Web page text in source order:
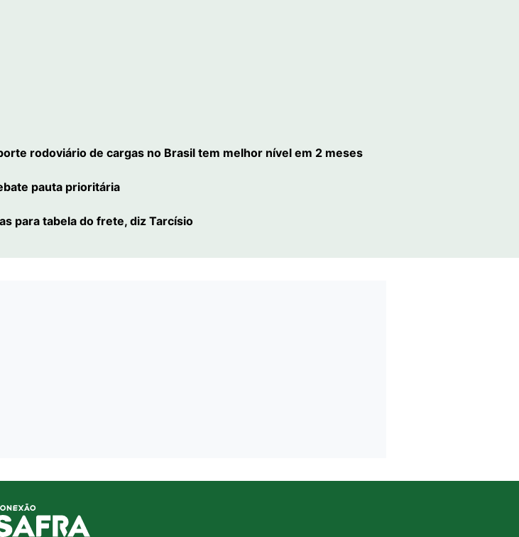
rodoviário de cargas no Brasil tem melhor nível em 2 meses
pauta prioritária
para tabela do frete, diz Tarcísio